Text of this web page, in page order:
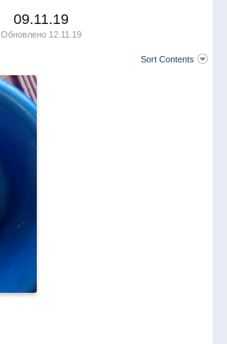
09.11.19
Обновлено 12.11.19
Sort Contents